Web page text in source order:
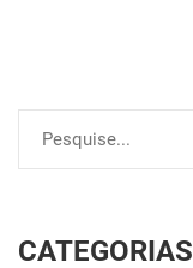
CATEGORIAS